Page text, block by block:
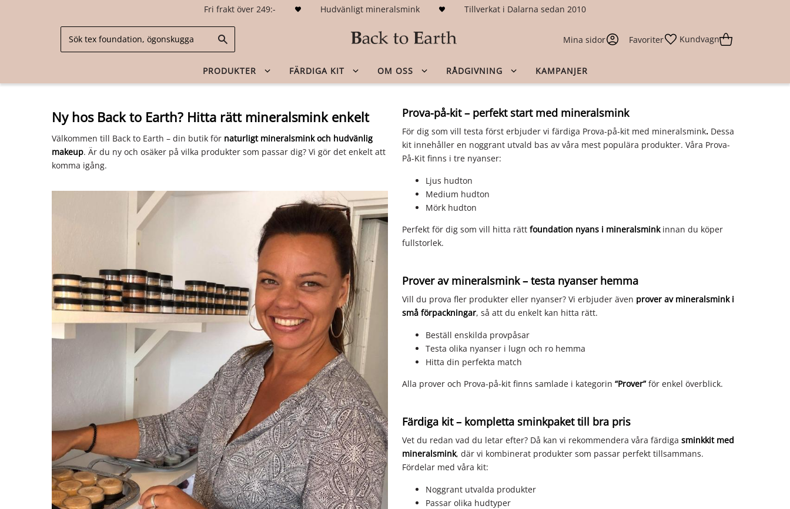
Fri frakt över 249:- Hudvänligt mineralsmink Tillverkat i Dalarna sedan 2010
Mina sidor Favoriter Kundvagn
PRODUKTER FÄRDIGA KIT OM OSS RÅDGIVNING KAMPANJER
Ny hos Back to Earth? Hitta rätt mineralsmink enkelt
Välkommen till Back to Earth – din butik för naturligt mineralsmink och hudvänlig
makeup. Är du ny och osäker på vilka produkter som passar dig? Vi gör det enkelt att
komma igång.
Prova-på-kit – perfekt start med mineralsmink
För dig som vill testa först erbjuder vi färdiga Prova-på-kit med mineralsmink. Dessa
kit innehåller en noggrant utvald bas av våra mest populära produkter. Våra Prova-
På-Kit finns i tre nyanser:
Ljus hudton
Medium hudton
Mörk hudton
Perfekt för dig som vill hitta rättfoundation nyans i mineralsminkinnan du köper
fullstorlek.
Prover av mineralsmink – testa nyanser hemma
Vill du prova fler produkter eller nyanser? Vi erbjuder även prover av mineralsmink i
små förpackningar, så att du enkelt kan hitta rätt.
Beställ enskilda provpåsar
Testa olika nyanser i lugn och ro hemma
Hitta din perfekta match
Alla prover och Prova-på-kit finns samlade i kategorin“Prover”för enkel överblick.
Färdiga kit – kompletta sminkpaket till bra pris
Vet du redan vad du letar efter? Då kan vi rekommendera våra färdigasminkkit med
mineralsmink, där vi kombinerat produkter som passar perfekt tillsammans.
Fördelar med våra kit:
Noggrant utvalda produkter
Passar olika hudtyper